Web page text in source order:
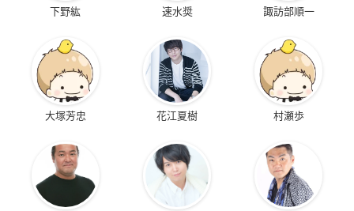
下野紘 速水奨 諏訪部順一
大塚芳忠 花江夏樹 村瀬歩